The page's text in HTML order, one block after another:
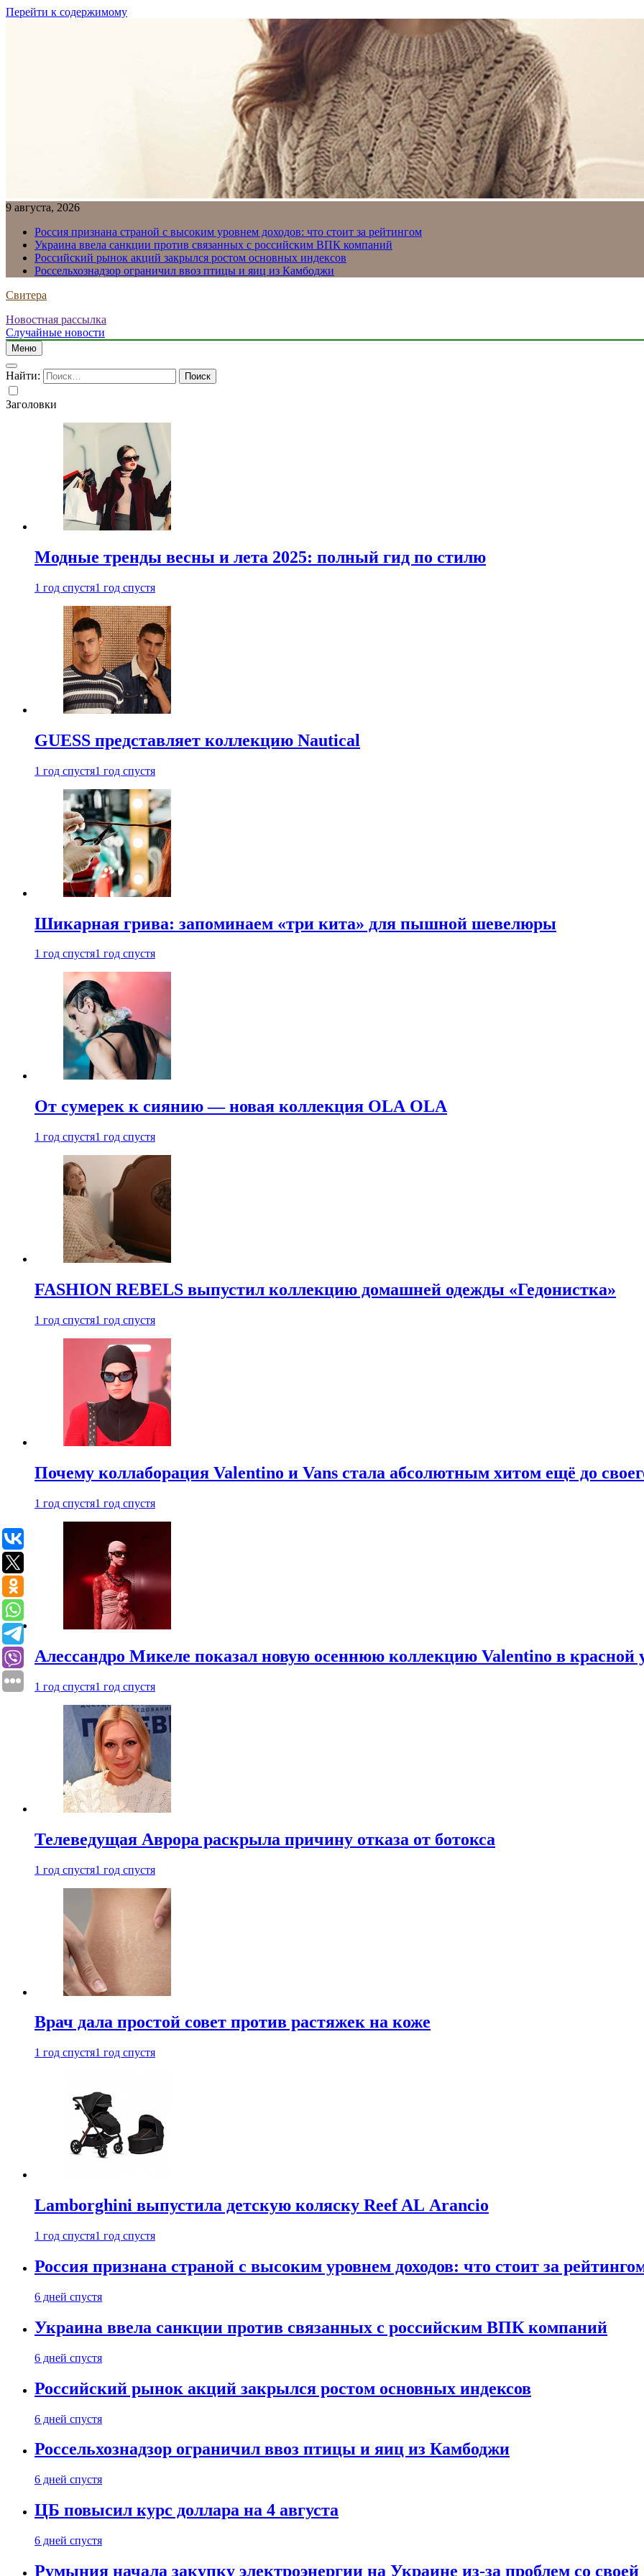
Перейти к содержимому
9 августа, 2026
Россия признана страной с высоким уровнем доходов: что стоит за рейтингом
Украина ввела санкции против связанных с российским ВПК компаний
Российский рынок акций закрылся ростом основных индексов
Россельхознадзор ограничил ввоз птицы и яиц из Камбоджи
Свитера
Новостная рассылка
Случайные новости
Меню
Найти:
Заголовки
Модные тренды весны и лета 2025: полный гид по стилю
1 год спустя1 год спустя
GUESS представляет коллекцию Nautical
1 год спустя1 год спустя
Шикарная грива: запоминаем «три кита» для пышной шевелюры
1 год спустя1 год спустя
От сумерек к сиянию — новая коллекция OLA OLA
1 год спустя1 год спустя
FASHION REBELS выпустил коллекцию домашней одежды «Гедонистка»
1 год спустя1 год спустя
Почему коллаборация Valentino и Vans стала абсолютным хитом ещё до
1 год спустя1 год спустя
Алессандро Микеле показал новую осеннюю коллекцию Valentino в красной
1 год спустя1 год спустя
Телеведущая Аврора раскрыла причину отказа от ботокса
1 год спустя1 год спустя
Врач дала простой совет против растяжек на коже
1 год спустя1 год спустя
Lamborghini выпустила детскую коляску Reef AL Arancio
1 год спустя1 год спустя
Россия признана страной с высоким уровнем доходов: что стоит за
6 дней спустя
Украина ввела санкции против связанных с российским ВПК компаний
6 дней спустя
Российский рынок акций закрылся ростом основных индексов
6 дней спустя
Россельхознадзор ограничил ввоз птицы и яиц из Камбоджи
6 дней спустя
ЦБ повысил курс доллара на 4 августа
6 дней спустя
Румыния начала закупку электроэнергии на Украине из-за проблем со